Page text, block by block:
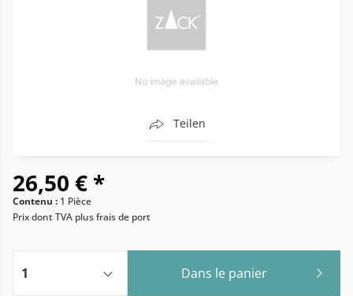
Teilen
26,50 € *
Contenu : 1 Pièce
Prix dont TVA plus frais de port
Dans le panier